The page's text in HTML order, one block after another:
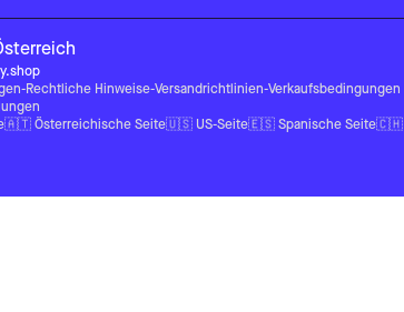
-Rechtliche Hinweise-Versandrichtlinien-Verkaufsbedingungen
🇦🇹 Österreichische Seite🇺🇸 US-Seite🇪🇸 Spanische Seite🇨🇭